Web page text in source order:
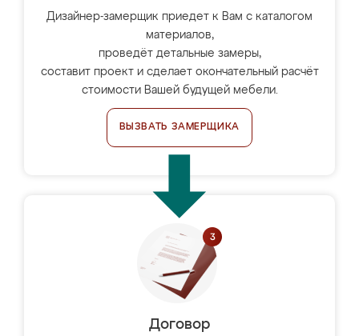
Дизайнер-замерщик приедет к Вам с каталогом
материалов,
проведёт детальные замеры,
составит проект и сделает окончательный расчёт
стоимости Вашей будущей мебели.
ВЫЗВАТЬ ЗАМЕРЩИКА
Договор